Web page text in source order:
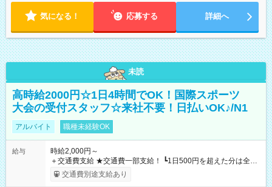
気になる！ 応募する 詳細へ
未読
高時給2000円☆1日4時間でOK！国際スポーツ
大会の受付スタッフ☆来社不要！日払いOK♪/N1
アルバイト 職種未経験OK
給与
時給2,000円～
＋交通費支給 ★交通費一部支給！ ┗1日500円を超えた分は全額
支給！ ※往復500円以内の方は自己負担となります ★日払い
OK！（規定あり） ┗働いたその日に現金GET♪ お仕事後はコン
交通費別途支給あり